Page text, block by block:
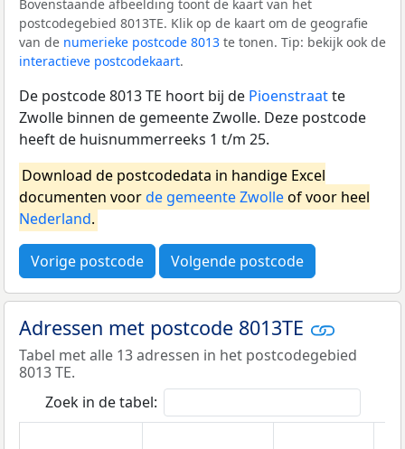
Bovenstaande afbeelding toont de kaart van het
postcodegebied 8013TE. Klik op de kaart om de geografie
van de numerieke postcode 8013 te tonen. Tip: bekijk ook de
interactieve postcodekaart.
De postcode 8013 TE hoort bij de Pioenstraatte
Zwolle binnen de gemeente Zwolle. Deze postcode
heeft de huisnummerreeks 1 t/m 25.
Download de postcodedata in handige Excel
documenten voorde gemeente Zwolleof voor heel
Nederland.
Vorige postcode Volgende postcode
Adressen met postcode 8013TE
Tabel met alle 13 adressen in het postcodegebied
8013 TE.
Zoek in de tabel: